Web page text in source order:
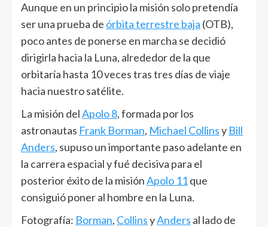
Aunque en un principio la misión solo pretendía
ser una prueba de órbita terrestre baja (OTB),
poco antes de ponerse en marcha se decidió
dirigirla hacia la Luna, alrededor de la que
orbitaría hasta 10 veces tras tres días de viaje
hacia nuestro satélite.
La misión delApolo 8, formada por los
astronautas Frank Borman, Michael Collinsy Bill
Anders, supuso un importante paso adelante en
la carrera espacial y fué decisiva para el
posterior éxito de la misiónApolo 11que
consiguió poner al hombre en la Luna.
Fotografía: Borman, CollinsyAnders al lado de